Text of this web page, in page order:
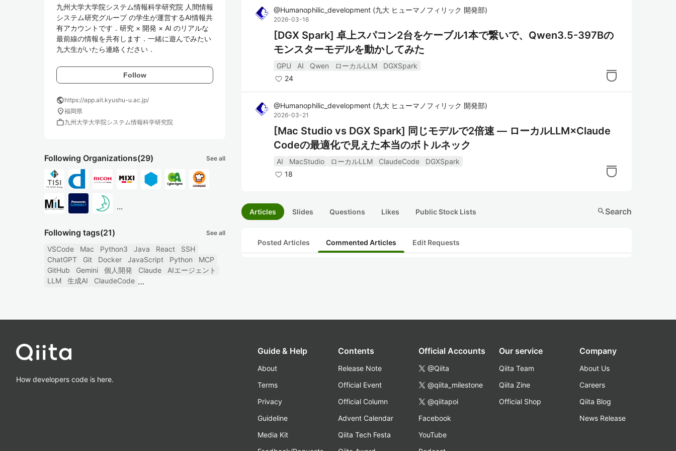
九州大学大学院システム情報科学研究院 人間情報
システム研究グループ の学生が運営するAI情報共
有アカウントです．研究 × 開発 × AI のリアルな
最前線の情報を共有します．一緒に遊んでみたい
九大生がいたら連絡ください．
Follow
publichttps://app.ait.kyushu-u.ac.jp/
location_on福岡県
work九州大学大学院システム情報科学研究院
Following Organizations(29) See all
...
Following tags(21) See all
VSCode Mac Python3 Java React
SSH
ChatGPT
Git Docker JavaScript Python
MCP
GitHub
Gemini 個人開発 Claude
AIエージェント
LLM
生成AI ClaudeCode
@Humanophilic_development (九大 ヒューマノフィリック 開発部)
2026-03-16
[DGX Spark] 卓上スパコン2台をケーブル1本で繋いで、Qwen3.5-397Bの
モンスターモデルを動かしてみた
GPU AI Qwen ローカルLLM
DGXSpark
24
@Humanophilic_development (九大 ヒューマノフィリック 開発部)
2026-03-21
[Mac Studio vs DGX Spark] 同じモデルで2倍速 — ローカルLLM×Claude
Codeの最適化で見えた本当のボトルネック
AI MacStudio ローカルLLM ClaudeCode
DGXSpark
18
Articles Slides Questions Likes Public Stock Lists searchSearch
Posted Articles Commented Articles Edit Requests
How developers code is here.
Guide & Help
About
Terms
Privacy
Guideline
Media Kit
Contents
Release Note
Official Event
Official Column
Advent Calendar
Qiita Tech Festa
Official Accounts
@Qiita
@qiita_milestone
@qiitapoi
Facebook
YouTube
Our service
Qiita Team
Qiita Zine
Official Shop
Company
About Us
Careers
Qiita Blog
News Release